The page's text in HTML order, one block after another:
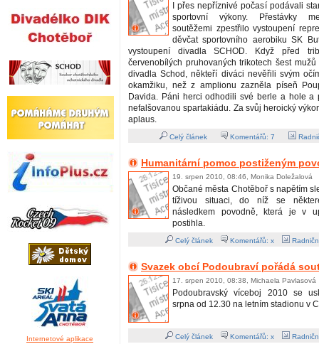
Internetové aplikace
I přes nepříznivé počasí podávali
sportovní výkony. Přestávky
soutěžemi zpestřilo vystoupení
děvčat sportovního aerobiku SK
vystoupení divadla SCHOD. Když před
červenobílých pruhovaných trikotech šest
divadla Schod, někteří diváci nevěřili svým
okamžiku, než z amplionu zazněla píseň
Davida. Páni herci odhodili své berle a hole a
nefalšovanou spartakiádu. Za svůj heroický
aplaus.
Celý článek Komentářů: 7
Humanitární pomoc postiženým
19. srpen 2010, 08:46, Monika Doležalová
Občané města Chotěboř s napětím
tíživou situaci, do níž se
následkem povodně, která je v
postihla.
Celý článek Komentářů: x
Svazek obcí Podoubraví pořádá
17. srpen 2010, 08:38, Michaela Pavlasová
Podoubravský víceboj 2010 se
srpna od 12.30 na letním stadionu v
Celý článek Komentářů: x